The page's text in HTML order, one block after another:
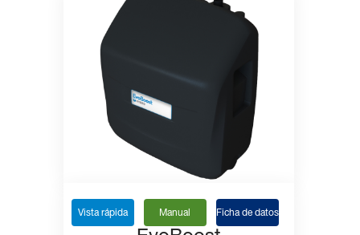
Vista rápida Manual Ficha de datos